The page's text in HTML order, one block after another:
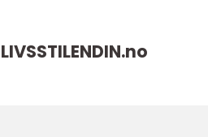
LIVSSTILENDIN.no